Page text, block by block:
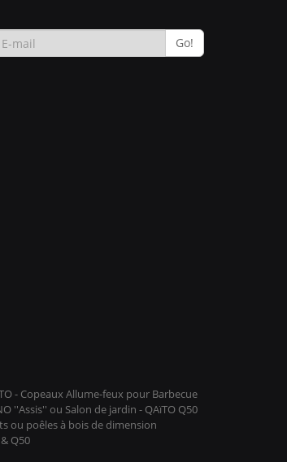
Go!
- Copeaux Allume-feux pour Barbecue
''Assis'' ou Salon de jardin - QAïTO Q50
ou poêles à bois de dimension
Q50